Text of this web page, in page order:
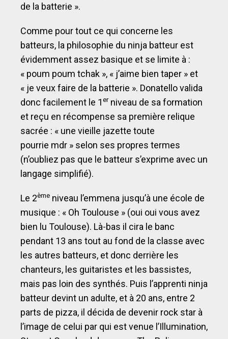
de la batterie ».
Comme pour tout ce qui concerne les
batteurs, la philosophie du ninja batteur est
évidemment assez basique et se limite à :
« poum poum tchak », « j’aime bien taper » et
« je veux faire de la batterie ». Donatello valida
donc facilement le 1erniveau de sa formation
et reçu en récompense sa première relique
sacrée : « une vieille jazette toute
pourrie mdr » selon ses propres termes
(n’oubliez pas que le batteur s’exprime avec un
langage simplifié).
Le 2ème niveau l’emmena jusqu’à une école de
musique : « Oh Toulouse » (oui oui vous avez
bien lu Toulouse). Là-bas il cira le banc
pendant 13 ans tout au fond de la classe avec
les autres batteurs, et donc derrière les
chanteurs, les guitaristes et les bassistes,
mais pas loin des synthés. Puis l’apprenti ninja
batteur devint un adulte, et à 20 ans, entre 2
parts de pizza, il décida de devenir rock star à
l’image de celui par qui est venue l’Illumination,